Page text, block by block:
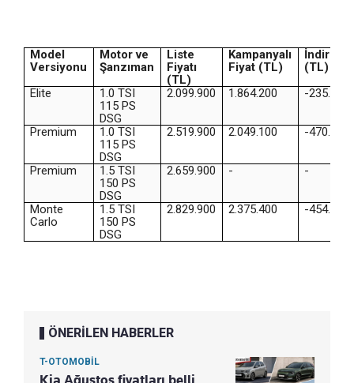
Model
Versiyonu
Motor ve
Şanzıman
Liste
Fiyatı
(TL)
Kampanyalı
Fiyat (TL)
İndirim
(TL)
Elite
1.0 TSI
115 PS
DSG
2.099.900 1.864.200 -235.700
Premium
1.0 TSI
115 PS
DSG
2.519.900 2.049.100 -470.800
Premium
1.5 TSI
150 PS
DSG
2.659.900 - -
Monte
Carlo
1.5 TSI
150 PS
DSG
2.829.900 2.375.400 -454.500
ÖNERİLEN HABERLER
T-OTOMOBİL